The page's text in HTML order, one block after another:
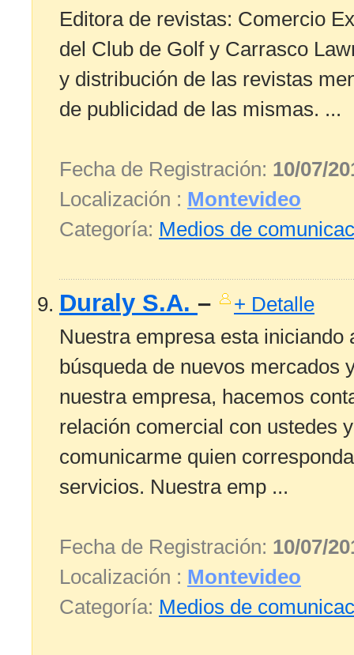
Editora de revistas: Comercio
del Club de Golf y Carrasco
y distribución de las revistas
de publicidad de las mismas. ...
Fecha de Registración: 10/07/
Localización : Montevideo
Categoría: Medios de
Duraly S.A. – + Detalle
Nuestra empresa esta
búsqueda de nuevos mercados
nuestra empresa, hacemos
relación comercial con ustedes
comunicarme quien
servicios. Nuestra emp ...
Fecha de Registración: 10/07/
Localización : Montevideo
Categoría: Medios de